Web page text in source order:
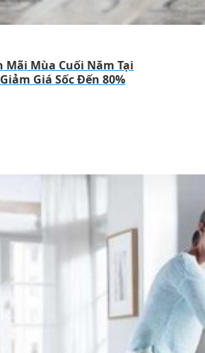
Mùa Cuối Năm Tại
Giá Sốc Đến 80%